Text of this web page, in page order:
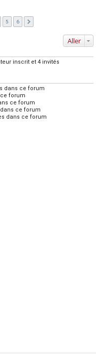
5 6
Aller
inscrit et 4 invités
dans ce forum
forum
ce forum
ce forum
dans ce forum